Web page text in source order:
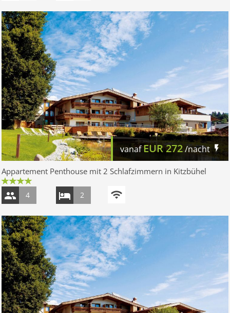
vanafEUR272/nacht
Appartement Penthouse mit 2 Schlafzimmern in Kitzbühel
4 2